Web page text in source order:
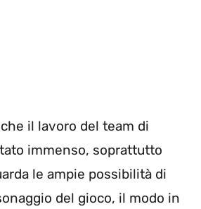
il lavoro del team di
immenso, soprattutto
le ampie possibilità di
del gioco, il modo in